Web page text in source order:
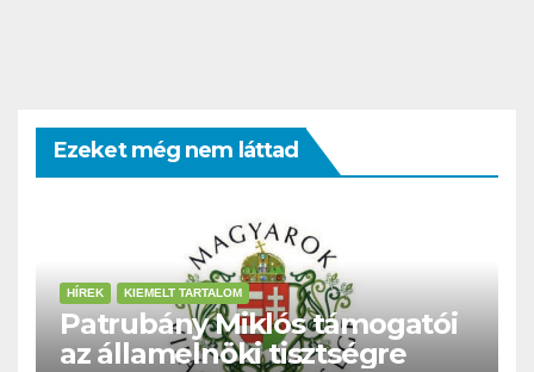
Ezeket még nem láttad
HÍREK KIEMELT TARTALOM
Patrubány Miklós támogatói
az államelnöki tisztségre